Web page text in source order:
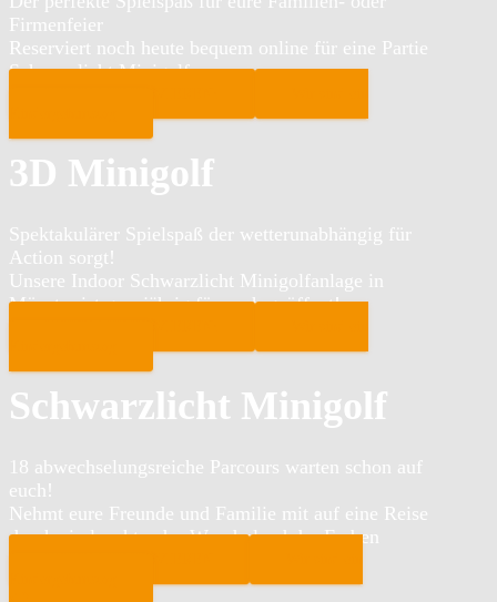
Firmenfeier
Reserviert noch heute bequem online für eine Partie
Schwarzlicht Minigolf
3D Minigolf
Spektakulärer Spielspaß der wetterunabhängig für
Action sorgt!
Unsere Indoor Schwarzlicht Minigolfanlage in
Münster ist ganzjährig für euch geöffnet!
Schwarzlicht Minigolf
18 abwechselungsreiche Parcours warten schon auf
euch!
Nehmt eure Freunde und Familie mit auf eine Reise
durch ein leuchtendes Wunderland der Farben